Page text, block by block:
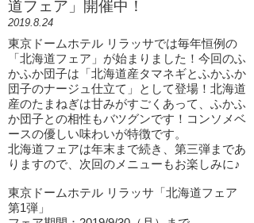
道フェア」開催中！
2019.8.24
東京ドームホテル リラッサでは毎年恒例の
「北海道フェア」が始まりました！今回のふ
かふか団子は「北海道産タマネギとふかふか
団子のナージュ仕立て」として登場！北海道
産のたまねぎは甘みがすごくあって、ふかふ
か団子との相性もバツグンです！コンソメベ
ースの優しい味わいが特徴です。
北海道フェアは年末まで続き、第三弾まであ
りますので、次回のメニューもお楽しみに♪
東京ドームホテル リラッサ「北海道フェア
第1弾」